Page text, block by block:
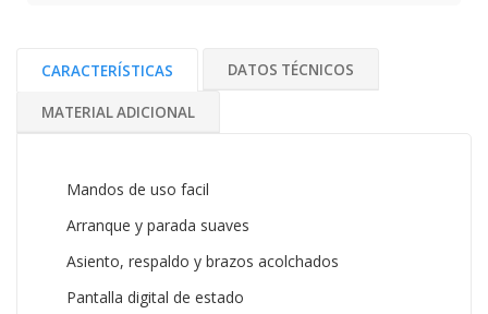
CARACTERÍSTICAS DATOS TÉCNICOS
MATERIAL ADICIONAL
Mandos de uso facil
Arranque y parada suaves
Asiento, respaldo y brazos acolchados
Pantalla digital de estado